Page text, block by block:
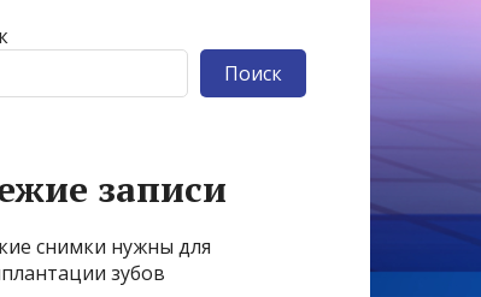
Поиск
записи
снимки нужны для
зубов